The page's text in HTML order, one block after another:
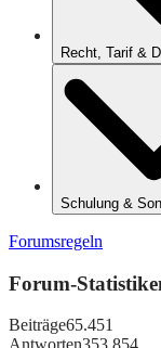
Recht, Tarif &
Schulung &
Forumsregeln
Forum-
Beiträge65.451